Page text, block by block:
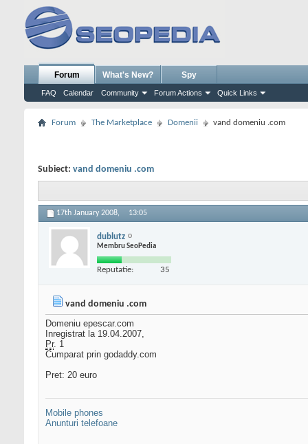
Forum
FAQ Calendar Community Forum Actions Quick Links
What's New? Spy
Forum The Marketplace Domenii vand domeniu .com
Subiect: vand domeniu .com
17th January 2008, 13:05
dublutz
Membru SeoPedia
Reputatie: 35
vand domeniu .com
Domeniu epescar.com
Inregistrat la 19.04.2007,
Pr. 1
Cumparat prin godaddy.com
Pret: 20 euro
Mobile phones
Anunturi telefoane